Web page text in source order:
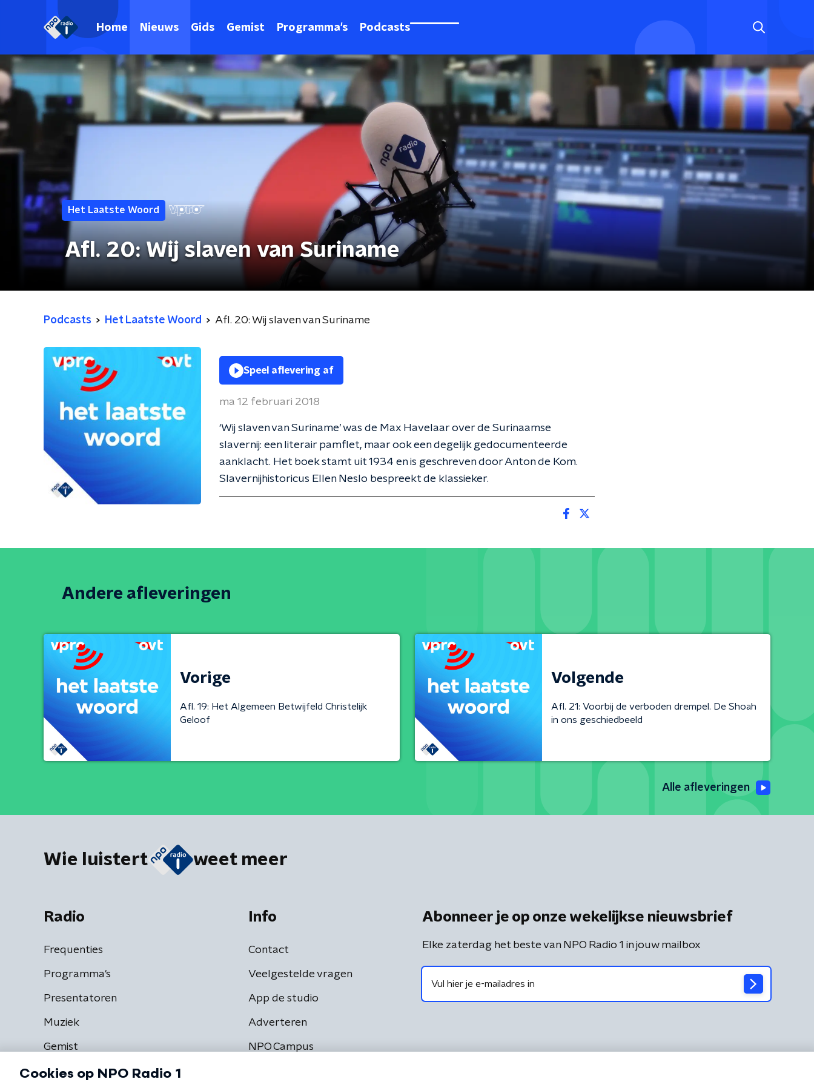
Home Nieuws Gids Gemist Programma's Podcasts
Het Laatste Woord
Afl. 20: Wij slaven van Suriname
Podcasts Het Laatste Woord Afl. 20: Wij slaven van Suriname
Speel aflevering af
ma 12 februari 2018
‘Wij slaven van Suriname’ was de Max Havelaar over de Surinaamse
slavernij: een literair pamflet, maar ook een degelijk gedocumenteerde
aanklacht. Het boek stamt uit 1934 en is geschreven door Anton de Kom.
Slavernijhistoricus Ellen Neslo bespreekt de klassieker.
Andere afleveringen
Vorige
Afl. 19: Het Algemeen Betwijfeld Christelijk
Geloof
Volgende
Afl. 21: Voorbij de verboden drempel. De Shoah
in ons geschiedbeeld
Alle afleveringen
Wie luistert weet meer
Radio
Frequenties
Programma's
Presentatoren
Muziek
Gemist
Info
Contact
Veelgestelde vragen
App de studio
Adverteren
NPO Campus
Abonneer je op onze wekelijkse nieuwsbrief
Elke zaterdag het beste van NPO Radio 1 in jouw mailbox